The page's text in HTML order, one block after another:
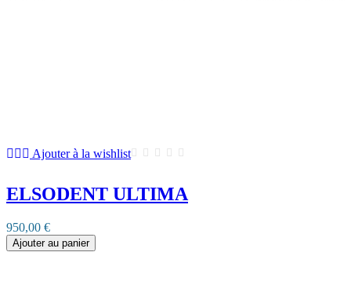
Ajouter à la wishlist
ELSODENT ULTIMA
950,00 €
Ajouter au panier